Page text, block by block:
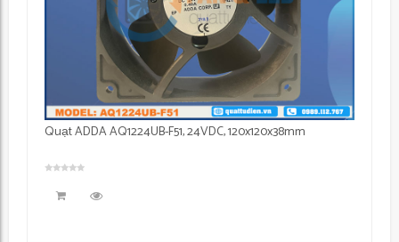
Quạt ADDA AQ1224UB-F51, 24VDC, 120x120x38mm